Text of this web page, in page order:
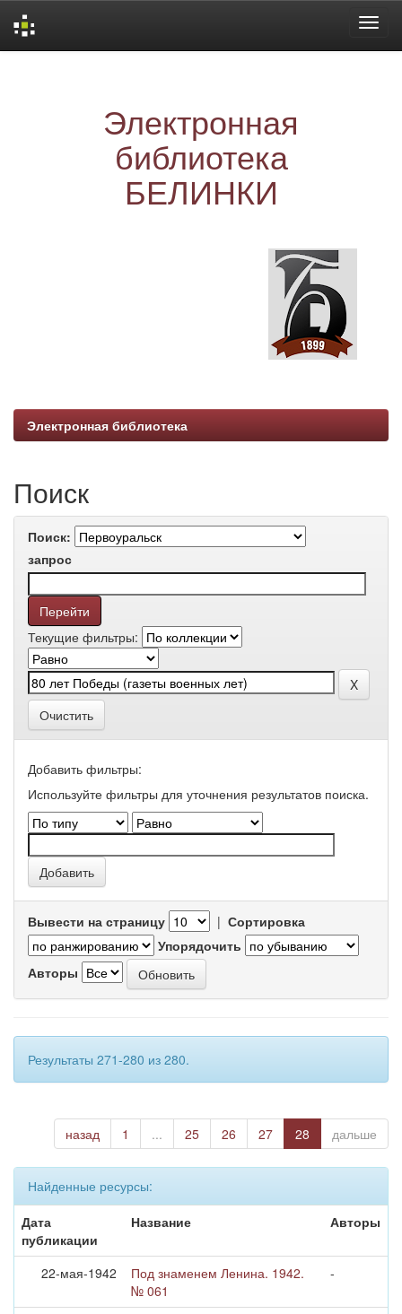
Электронная
библиотека
БЕЛИНКИ
Электронная библиотека
Поиск
Поиск:
запрос
Текущие фильтры:
Очистить
Добавить фильтры:
Используйте фильтры для уточнения результатов поиска.
Вывести на страницу | Сортировка
Упорядочить
Авторы
Результаты 271-280 из 280.
назад 1 ... 25 26 27 28 дальше
Найденные ресурсы:
Дата
публикации
Название Авторы
22-мая-1942
Под знаменем Ленина. 1942.
№ 061
-